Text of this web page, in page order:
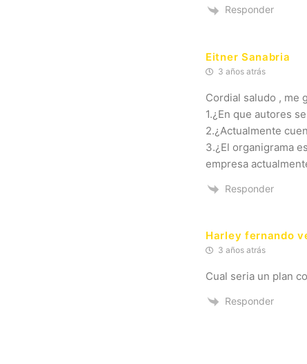
Responder
Eitner Sanabria
3 años atrás
Cordial saludo , me
1.¿En que autores
2.¿Actualmente
3.¿El organigrama
empresa
Responder
Harley fernando
3 años atrás
Cual seria un plan
Responder